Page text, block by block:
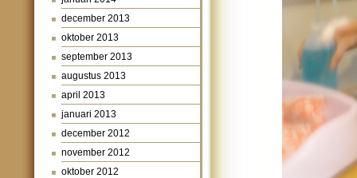
december 2013
oktober 2013
september 2013
augustus 2013
april 2013
januari 2013
december 2012
november 2012
oktober 2012